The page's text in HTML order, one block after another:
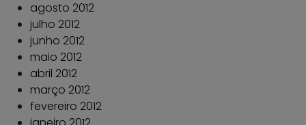
agosto 2012
julho 2012
junho 2012
maio 2012
abril 2012
março 2012
fevereiro 2012